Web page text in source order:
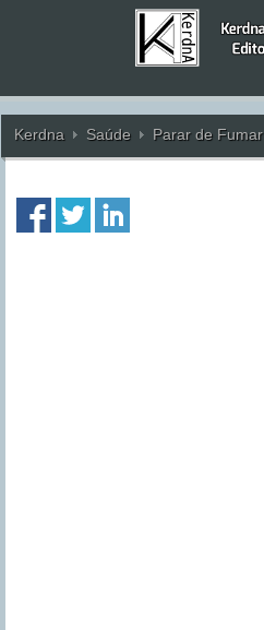
Kerdna Saúde Parar de Fumar